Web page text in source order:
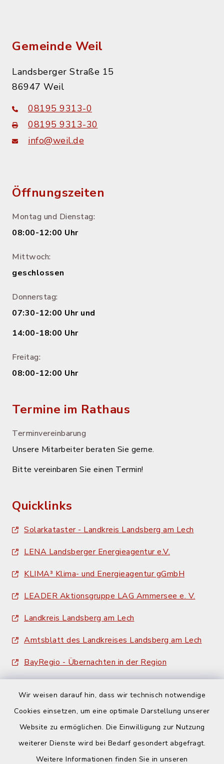
Wir weisen darauf hin, dass wir technisch notwendige
Cookies einsetzen, um eine optimale Darstellung unserer
Website zu ermöglichen. Die Einwilligung zur Nutzung
weiterer Dienste wird bei Bedarf gesondert abgefragt.
Weitere Informationen finden Sie in unseren
Gemeinde Weil
Landsberger Straße 15
86947 Weil
08195 9313-0
08195 9313-30
info@weil.de
Öffnungszeiten
Montag und Dienstag:
08:00-12:00 Uhr
Mittwoch:
geschlossen
Donnerstag:
07:30-12:00 Uhr und
14:00-18:00 Uhr
Freitag:
08:00-12:00 Uhr
Termine im Rathaus
Terminvereinbarung
Unsere Mitarbeiter beraten Sie gerne.
Bitte vereinbaren Sie einen Termin!
Quicklinks
Solarkataster - Landkreis Landsberg am Lech
LENA Landsberger Energieagentur e.V.
KLIMA³ Klima- und Energieagentur gGmbH
LEADER Aktionsgruppe LAG Ammersee e. V.
Landkreis Landsberg am Lech
Amtsblatt des Landkreises Landsberg am Lech
BayRegio - Übernachten in der Region